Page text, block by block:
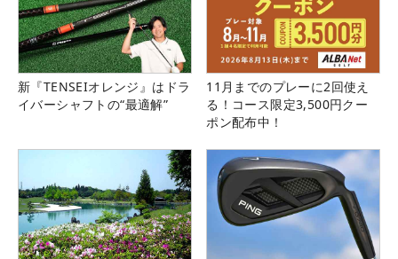
新『TENSEIオレンジ』はドラ
イバーシャフトの“最適解”
11月までのプレーに2回使え
る！コース限定3,500円クー
ポン配布中！